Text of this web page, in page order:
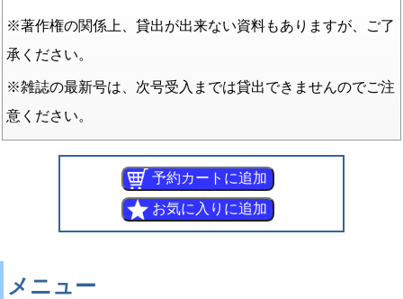
※著作権の関係上、貸出が出来ない資料もありますが、ご了
承ください。
※雑誌の最新号は、次号受入までは貸出できませんのでご注
意ください。
メニュー